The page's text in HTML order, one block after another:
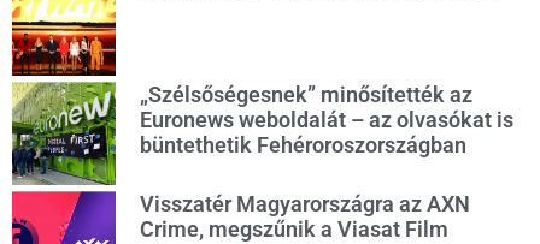
„Szélsőségesnek” minősítették az
Euronews weboldalát – az olvasókat is
büntethetik Fehéroroszországban
Visszatér Magyarországra az AXN
Crime, megszűnik a Viasat Film